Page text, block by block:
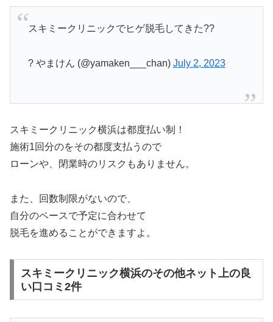
スキミークリニックでヒゲ脱毛してきた??
? やまけん (@yamaken___chan) July 2, 2023
スキミークリニック横浜は都度払い制！
施術1回分のをその都度支払うので
ローンや、閉業時のリスクもありません。
また、回数制限がないので、
自分のペースで予定に合わせて
脱毛を進めることができますよ。
スキミークリニック横浜のその他ネット上の良
い口コミ2件